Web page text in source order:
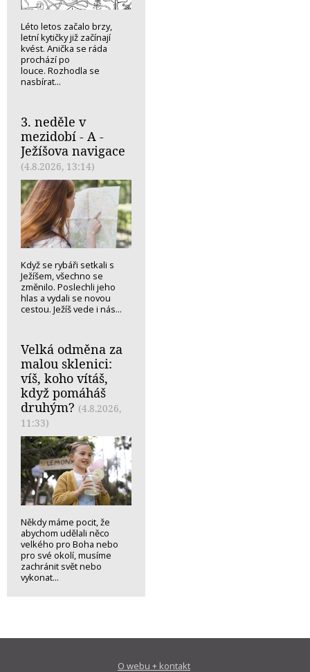
Léto letos začalo brzy,
letní kytičky již začínají
kvést. Anička se ráda
prochází po
louce. Rozhodla se
nasbírat...
3. neděle v
mezidobí - A -
Ježíšova navigace
(4.8.2026, 13:14)
Když se rybáři setkali s
Ježíšem, všechno se
změnilo. Poslechli jeho
hlas a vydali se novou
cestou. Ježíš vede i nás...
Velká odměna za
malou sklenici:
víš, koho vítáš,
když pomáháš
druhým? (4.8.2026,
11:33)
Někdy máme pocit, že
abychom udělali něco
velkého pro Boha nebo
pro své okolí, musíme
zachránit svět nebo
vykonat...
O webu + kontakt